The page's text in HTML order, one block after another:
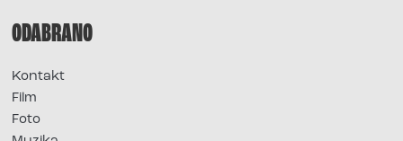
ODABRANO
Kontakt
Film
Foto